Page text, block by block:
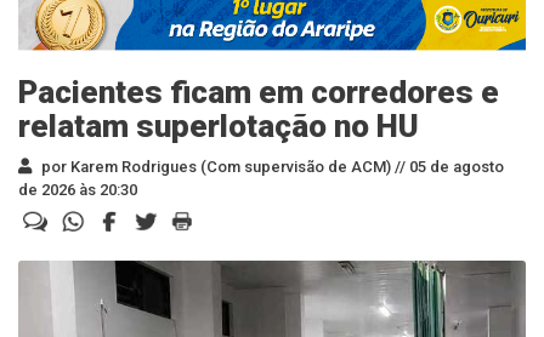
Pacientes ficam em corredores e
relatam superlotação no HU
por Karem Rodrigues (Com supervisão de ACM) // 05 de agosto
de 2026 às 20:30